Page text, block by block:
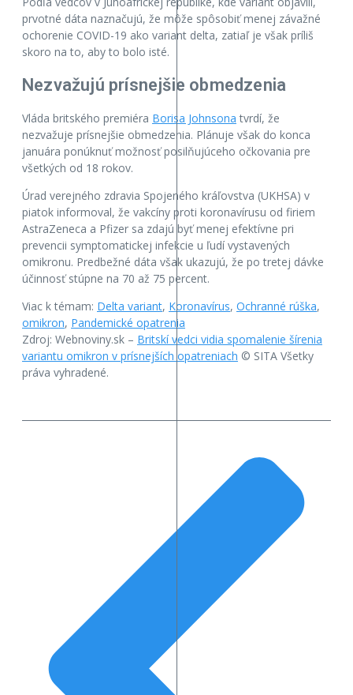
prvotné dáta naznačujú, že môže spôsobiť menej závažné
ochorenie COVID-19 ako variant delta, zatiaľ je však príliš
skoro na to, aby to bolo isté.
Nezvažujú prísnejšie obmedzenia
Vláda britského premiéra Borisa Johnsona tvrdí, že
nezvažuje prísnejšie obmedzenia. Plánuje však do konca
januára ponúknuť možnosť posilňujúceho očkovania pre
všetkých od 18 rokov.
Úrad verejného zdravia Spojeného kráľovstva (UKHSA) v
piatok informoval, že vakcíny proti koronavírusu od firiem
AstraZeneca a Pfizer sa zdajú byť menej efektívne pri
prevencii symptomatickej infekcie u ľudí vystavených
omikronu. Predbežné dáta však ukazujú, že po tretej dávke
účinnosť stúpne na 70 až 75 percent.
Viac k témam: Delta variant, Koronavírus, Ochranné rúška,
omikron, Pandemické opatrenia
Zdroj: Webnoviny.sk – Britskí vedci vidia spomalenie šírenia
variantu omikron v prísnejších opatreniach © SITA Všetky
práva vyhradené.